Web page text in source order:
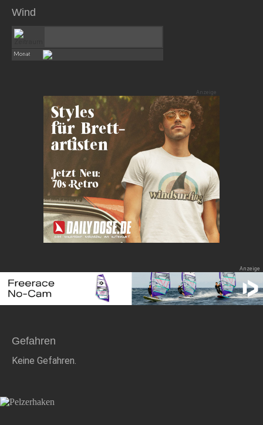
Wind
Gefahren
Keine Gefahren.